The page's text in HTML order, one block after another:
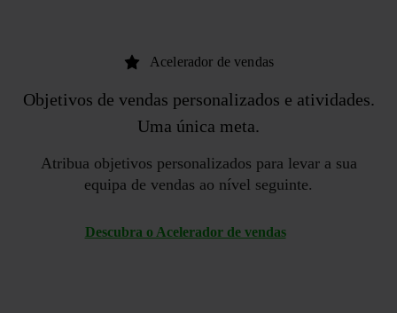
Acelerador de vendas
Objetivos de vendas personalizados e atividades.
Uma única meta.
Atribua objetivos personalizados para levar a sua
equipa de vendas ao nível seguinte.
Descubra o Acelerador de vendas